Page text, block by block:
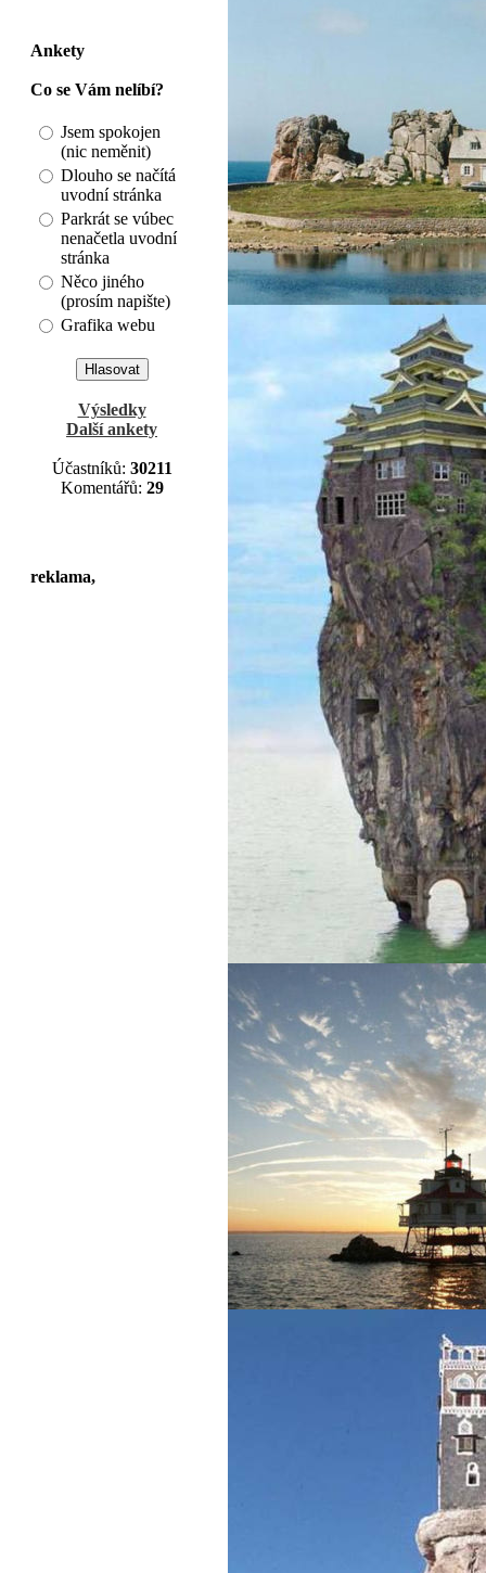
Ankety
Co se Vám nelíbí?
Jsem spokojen
(nic neměnit)
Dlouho se načítá
uvodní stránka
Parkrát se vúbec
nenačetla uvodní
stránka
Něco jiného
(prosím napište)
Grafika webu
Výsledky
Další ankety
Účastníků: 30211
Komentářů: 29
reklama,